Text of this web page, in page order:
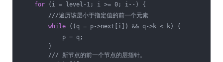
for (i = level-1; i >= 0; i--) {
///遍历该层小于指定值的前一个元素
while ((q = p->next[i]) && q->k < k) {
p = q;
}
/// 新节点的前一个节点的层指针。